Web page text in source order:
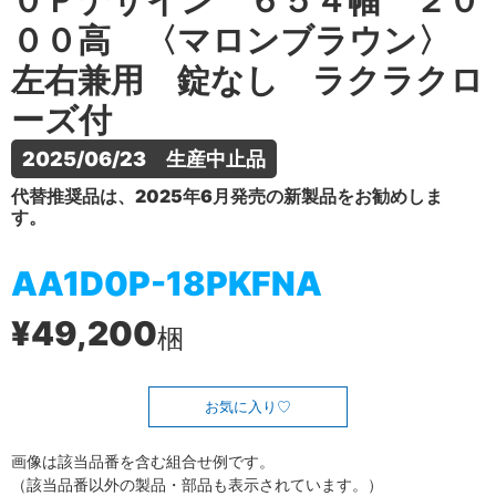
００高 〈マロンブラウン〉
左右兼用 錠なし ラクラクロ
ーズ付
2025/06/23　生産中止品
代替推奨品は、2025年6月発売の新製品をお勧めしま
す。
AA1D0P-18PKFNA
¥49,200梱
お気に入り
画像は該当品番を含む組合せ例です。
（該当品番以外の製品・部品も表示されています。）